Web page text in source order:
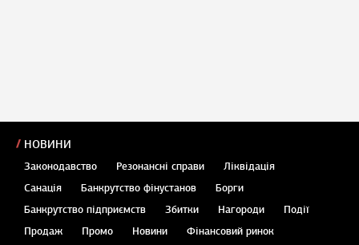
НОВИНИ
Законодавство Резонансні справи
Ліквідація
Санація
Банкрутство фінустанов
Борги
Банкрутство підприємств
Збитки Нагороди
Події
Продаж
Промо Новини Фінансовий ринок